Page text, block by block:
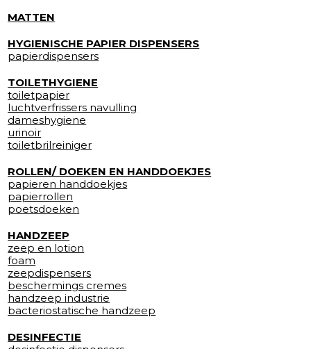
MATTEN
HYGIENISCHE PAPIER DISPENSERS
papierdispensers
TOILETHYGIENE
toiletpapier
luchtverfrissers navulling
dameshygiene
urinoir
toiletbrilreiniger
ROLLEN/ DOEKEN EN HANDDOEKJES
papieren handdoekjes
papierrollen
poetsdoeken
HANDZEEP
zeep en lotion
foam
zeepdispensers
beschermings cremes
handzeep industrie
bacteriostatische handzeep
DESINFECTIE